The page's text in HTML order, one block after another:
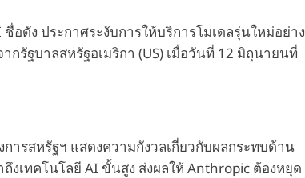
อดัง ประกาศระงับการให้บริการโมเดลรุ่นใหม่อย่าง
กรัฐบาลสหรัฐอเมริกา (US) เมื่อวันที่ 12 มิถุนายนที่
ารสหรัฐฯ แสดงความกังวลเกี่ยวกับผลกระทบด้าน
เทคโนโลยี AI ขั้นสูง ส่งผลให้ Anthropic ต้องหยุด